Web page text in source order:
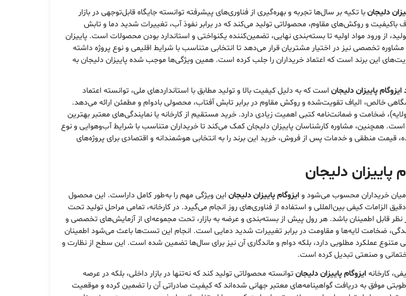
دلیجانبا تکیه بر سال‌ها تجربه و بهره‌گیری از فناوری‌های پیشرفته توانسته جایگاه قابل‌توجهی در بازار
باکیفیت و روکش‌های مقاوم، محصولاتی تولید می‌کند که در برابر نفوذ آب، تغییرات شدید دما و تابش
از ورود مواد اولیه تا بسته‌بندی نهایی، تضمین‌کننده یکنواختی و استاندارد بودن محصولات است. پاییزان
تخصصی نیز در اختیار مشتریان قرار می‌دهد تا انتخابی متناسب با شرایط اقلیمی و نوع پروژه داشته
این برند است که اعتماد خریداران را جلب کرده است. همین ویژگی‌ها موجب شده پاییزان دلیجان به
پاییزان دلیجان است که به دلیل کیفیت بالا و تولید مطابق با استانداردهای ملی، توانسته اعتماد
خالص، الیاف تقویت‌شده و روکش مقاوم در برابر تابش آفتاب، محصولی بادوام و مطمئن ارائه می‌دهد.
ضخامت و ضمانت‌نامه کتبی اهمیت زیادی دارد. خرید مستقیم از کارخانه یا نمایندگی‌های معتبر بهترین
همچنین، مشاوره کارشناسان پاییزان دلیجان کمک می‌کند تا خریداران متناسب با شرایط آب‌وهوایی و نوع
قیمت منطقی و خدمات پس از فروش، خرید این برند را به انتخابی هوشمندانه و اقتصادی برای پروژه‌های
پاییزان دلیجان
میان خریداران محسوب می‌شود و ایزوگام پاییزان دلیجان این ویژگی مهم را به‌طور کامل داراست. این محصول
الزامات کیفی بین‌المللی و استفاده از فناوری‌های روز انجام می‌گیرد. در کارخانه، تمامی مراحل تولید تحت
قابل اطمینان باشد. هر رول پیش از بسته‌بندی و عرضه به بازار، تحت مجموعه‌ای از آزمایش‌های تخصصی و
ضخامت لایه‌ها و مقاومت در برابر تغییرات شدید دمایی است. انجام این تست‌ها باعث می‌شود اطمینان
متنوع عملکرد مطلوبی دارد، بلکه دوام و ماندگاری آن نیز برای سال‌ها تضمین شده است. این سطح از نظارت و
و صنعتی تبدیل کرده است.
کارخانه ایزوگام پاییزان دلیجانتوانسته محصولاتی تولید کند که نه‌تنها در بازار داخلی، بلکه در عرصه
موفق به دریافت گواهینامه‌های معتبر جهانی شده‌اند که کیفیت صادراتی آن را تضمین کرده و موقعیت